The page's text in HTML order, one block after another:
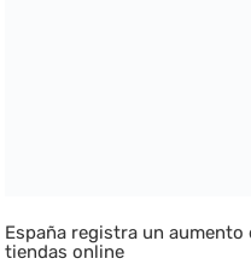
España registra un aumento
tiendas online